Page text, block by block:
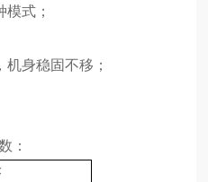
式；
身稳固不移；
：